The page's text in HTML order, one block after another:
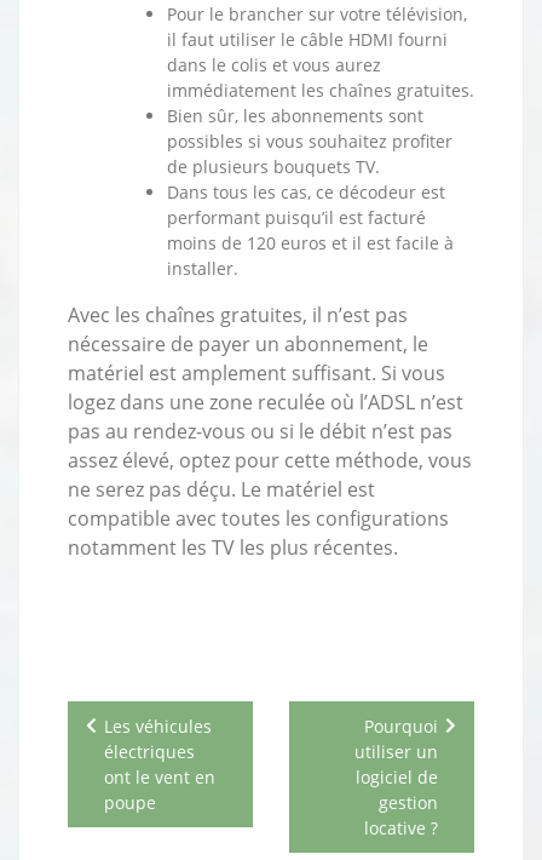
Pour le brancher sur votre télévision,
il faut utiliser le câble HDMI fourni
dans le colis et vous aurez
immédiatement les chaînes gratuites.
Bien sûr, les abonnements sont
possibles si vous souhaitez profiter
de plusieurs bouquets TV.
Dans tous les cas, ce décodeur est
performant puisqu’il est facturé
moins de 120 euros et il est facile à
installer.
Avec les chaînes gratuites, il n’est pas
nécessaire de payer un abonnement, le
matériel est amplement suffisant. Si vous
logez dans une zone reculée où l’ADSL n’est
pas au rendez-vous ou si le débit n’est pas
assez élevé, optez pour cette méthode, vous
ne serez pas déçu. Le matériel est
compatible avec toutes les configurations
notamment les TV les plus récentes.
Navigation
l’article
Les véhicules
électriques
ont le vent en
poupe
Pourquoi
utiliser un
logiciel de
gestion
locative ?